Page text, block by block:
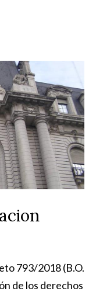
793/2018 (B.O.
de los derechos